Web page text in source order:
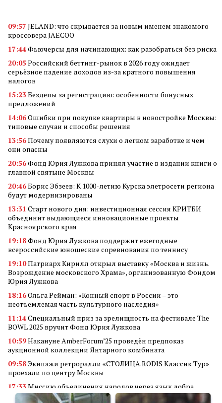
09:57 JELAND: что скрывается за новым именем знакомого
кроссовера JAECOO
17:44Фьючерсы для начинающих: как разобраться без риска
20:05Российский беттинг-рынок в 2026 году ожидает
серьёзное падение доходов из-за кратного повышения
налогов
15:23Бездепы за регистрацию: особенности бонусных
предложений
14:06Ошибки при покупке квартиры в новостройке Москвы:
типовые случаи и способы решения
13:56Почему появляются слухи о легком заработке и чем
они опасны
20:56Фонд Юрия Лужкова принял участие в издании книги о
главной святыне Москвы
20:46Борис Эбзеев: К 1000-летию Курска элетросети региона
будут модернизированы
13:31 Старт нового дня: инвестиционная сессия КРИТБИ
объединит выдающиеся инновационные проекты
Красноярского края
19:18Фонд Юрия Лужкова поддержит ежегодные
всероссийские юношеские соревнования по теннису
19:10Патриарх Кирилл открыл выставку «Москва и жизнь.
Возрождение московского Храма», организованную Фондом
Юрия Лужкова
18:16Ольга Рейман: «Конный спорт в России – это
неотъемлемая часть культурного наследия»
11:14Специальный приз за зрелищность на фестивале The
BOWL 2025 вручит Фонд Юрия Лужкова
10:59Накануне AmberForum’25 проведён предпоказ
аукционной коллекции Янтарного комбината
09:58Экипажи ретроралли «СТОЛИЦА.RODIS Классик Тур»
проехали по центру Москвы
17:33Миссию объединения народов через язык добра
реализует кинофестиваль «В кругу семьи»